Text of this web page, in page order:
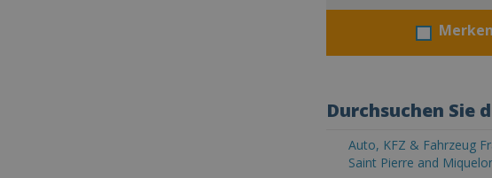
Merken
Durchsuchen Sie
Auto, KFZ & Fahrzeug
Saint Pierre and